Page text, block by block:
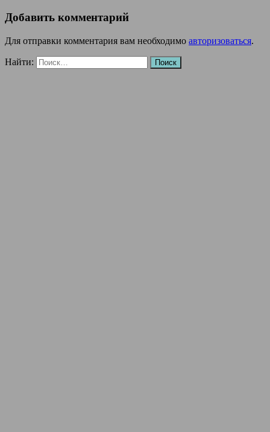
Добавить комментарий
Для отправки комментария вам необходимо авторизоваться.
Найти: